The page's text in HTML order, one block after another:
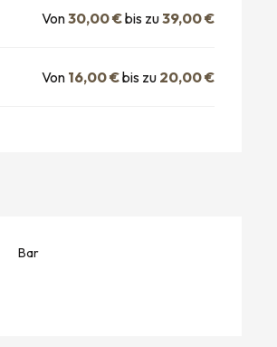
Von30,00 €bis zu39,00 €
Von 16,00 €bis zu 20,00 €
Bar